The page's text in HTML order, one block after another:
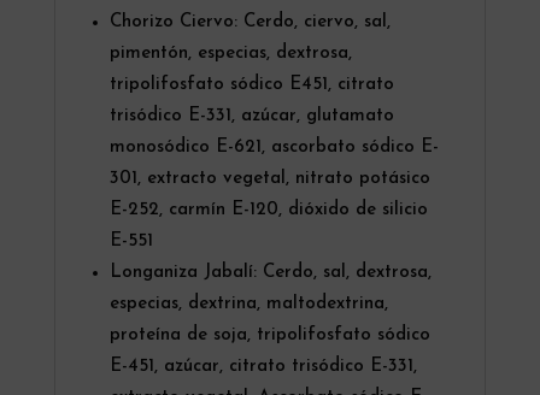
Chorizo Ciervo: Cerdo, ciervo, sal,
pimentón, especias, dextrosa,
tripolifosfato sódico E451, citrato
trisódico E-331, azúcar, glutamato
monosódico E-621, ascorbato sódico E-
301, extracto vegetal, nitrato potásico
E-252, carmín E-120, dióxido de silicio
E-551
Longaniza Jabalí: Cerdo, sal, dextrosa,
especias, dextrina, maltodextrina,
proteína de soja, tripolifosfato sódico
E-451, azúcar, citrato trisódico E-331,